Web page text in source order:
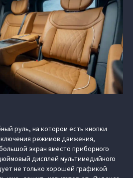
руль, на котором есть кнопки
режимов движения,
экран вместо приборного
дисплей мультимедийного
не только хорошей графикой